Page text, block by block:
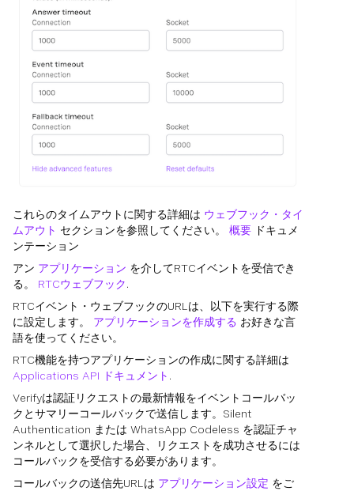
これらのタイムアウトに関する詳細は ウェブフック・タイ
ムアウト セクションを参照してください。 概要 ドキュメ
ンテーション
アン アプリケーション を介してRTCイベントを受信でき
る。 RTCウェブフック.
RTCイベント・ウェブフックのURLは、以下を実行する際
に設定します。 アプリケーションを作成する お好きな言
語を使ってください。
RTC機能を持つアプリケーションの作成に関する詳細は
Applications API ドキュメント .
Verifyは認証リクエストの最新情報をイベントコールバッ
クとサマリーコールバックで送信します。Silent
Authentication または WhatsApp Codeless を認証チャ
ンネルとして選択した場合、リクエストを成功させるには
コールバックを受信する必要があります。
コールバックの送信先URLは アプリケーション設定 をご